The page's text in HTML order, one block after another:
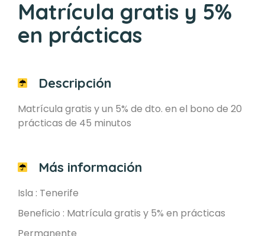
Matrícula gratis y 5%
en prácticas
Descripción
Matrícula gratis y un 5% de dto. en el bono de 20
prácticas de 45 minutos
Más información
Isla : Tenerife
Beneficio : Matrícula gratis y 5% en prácticas